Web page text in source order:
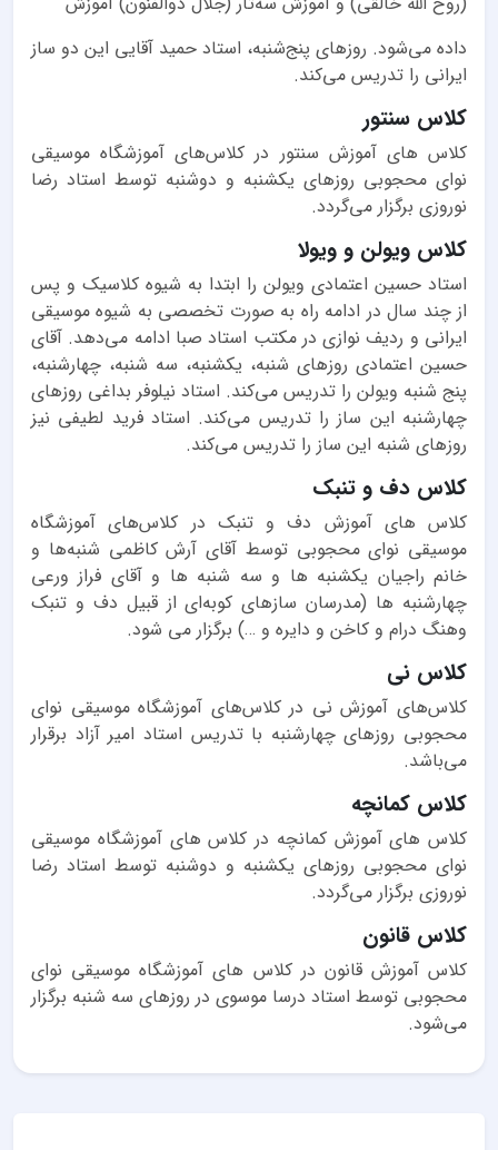
داده می‌شود. روزهای پنج‌شنبه، استاد حمید آقایی این دو ساز
ایرانی را تدریس می‌کند.
کلاس سنتور
کلاس های آموزش سنتور در کلاس‌های آموزشگاه موسیقی
نوای محجوبی روزهای یکشنبه و دوشنبه توسط استاد رضا
نوروزی برگزار می‌گردد.
کلاس ویولن و ویولا
استاد حسین اعتمادی ویولن را ابتدا به شیوه‌ کلاسیک و پس
از چند سال در ادامه راه به صورت تخصصی به شیوه موسیقی
ایرانی و ردیف نوازی در مکتب استاد صبا ادامه می‌دهد. آقای
حسین اعتمادی روزهای شنبه، یکشنبه، سه شنبه، چهارشنبه،
پنج شنبه ویولن را تدریس می‌کند. استاد نیلوفر بداغی روزهای
چهارشنبه این ساز را تدریس می‌کند. استاد فرید لطیفی نیز
روز‌های شنبه این ساز را تدریس می‌کند.
کلاس دف و تنبک
کلاس های آموزش دف و تنبک در کلاس‌های آموزشگاه
موسیقی نوای محجوبی توسط آقای آرش کاظمی شنبه‌ها و
خانم راجیان یکشنبه ها و سه شنبه ها و آقای فراز ورعی
چهارشنبه ها (مدرسان سازهای کوبه‌ای از قبیل دف و تنبک
وهنگ درام و کاخن و دایره و …) برگزار می شود.
کلاس نی
کلاس‌های آموزش نی در کلاس‌های آموزشگاه موسیقی نوای
محجوبی روزهای چهارشنبه با تدریس استاد امیر آزاد برقرار
می‌باشد.
کلاس کمانچه
کلاس های آموزش کمانچه در کلاس های آموزشگاه موسیقی
نوای محجوبی روزهای یکشنبه و دوشنبه توسط استاد رضا
نوروزی برگزار می‌گردد.
کلاس قانون
کلاس آموزش قانون در کلاس های آموزشگاه موسیقی نوای
محجوبی توسط استاد درسا موسوی در روزهای سه شنبه برگزار
می‌شود.